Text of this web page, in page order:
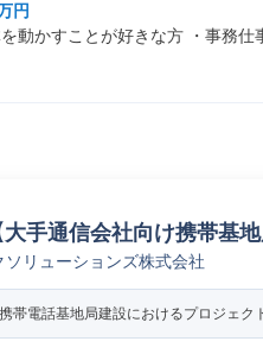
円
動かすことが好きな方 ・事務仕
手通信会社向け携帯基
ジャー
リューションズ株式会社
帯電話基地局建設におけるプロジェ